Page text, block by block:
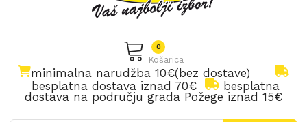
Košarica
0
minimalna narudžba 10€(bez dostave)
besplatna dostava iznad 70€
besplatna
dostava na području grada Požege iznad 15€